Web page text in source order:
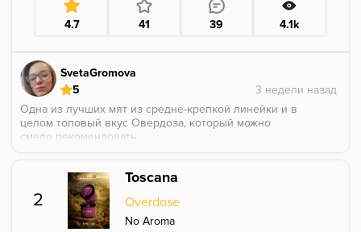
4.7 41 39 4.1k
SvetaGromova
5
Одна из лучших мят из средне-крепкой линейки и в
целом топовый вкус Овердоза, который можно
смело рекомендовать.
В соло не курила, так как люблю неочень крепкие
табаки, но для миксов супер!
2
Toscana
Overdose
No Aroma